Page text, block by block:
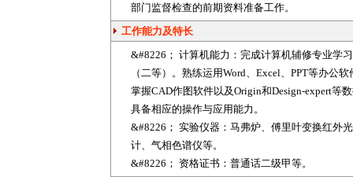
部门监督检查的前期资料准备工作。
工作能力及特长
&#8226； 计算机能力：完成计算机辅修专业学
（二等）。熟练运用Word、Excel、PPT等办公
掌握CAD作图软件以及Origin和Design-expert等
具备相应的操作与应用能力。
&#8226； 实验仪器：马弗炉、傅里叶变换红外
计、气相色谱仪等。
&#8226； 资格证书：普通话二级甲等。